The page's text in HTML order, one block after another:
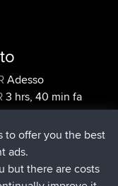
Adesso
3 hrs, 40 min fa
BBR12 hrs, 40
12 hrs, 45 min
12 hrs, 50 min
to offer you the best
ads.
but there are costs